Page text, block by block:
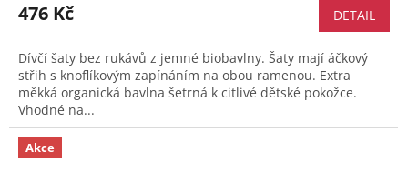
476 Kč DETAIL
Dívčí šaty bez rukávů z jemné biobavlny. Šaty mají áčkový
střih s knoflíkovým zapínáním na obou ramenou. Extra
měkká organická bavlna šetrná k citlivé dětské pokožce.
Vhodné na...
Akce